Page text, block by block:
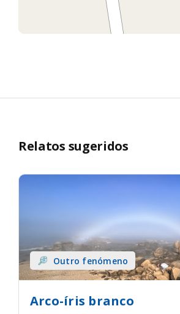
Relatos sugeridos
Outro fenómeno
Arco-íris branco